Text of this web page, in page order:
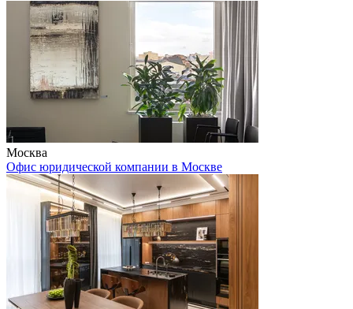
Москва
Офис юридической компании в Москве